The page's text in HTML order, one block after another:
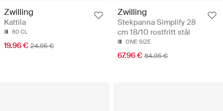
Zwilling
Kattila
80 CL
19.96 € 24.95 €
Zwilling
Stekpanna Simplify 28
cm 18/10 rostfritt stål
ONE SIZE
67.96 € 84.95 €